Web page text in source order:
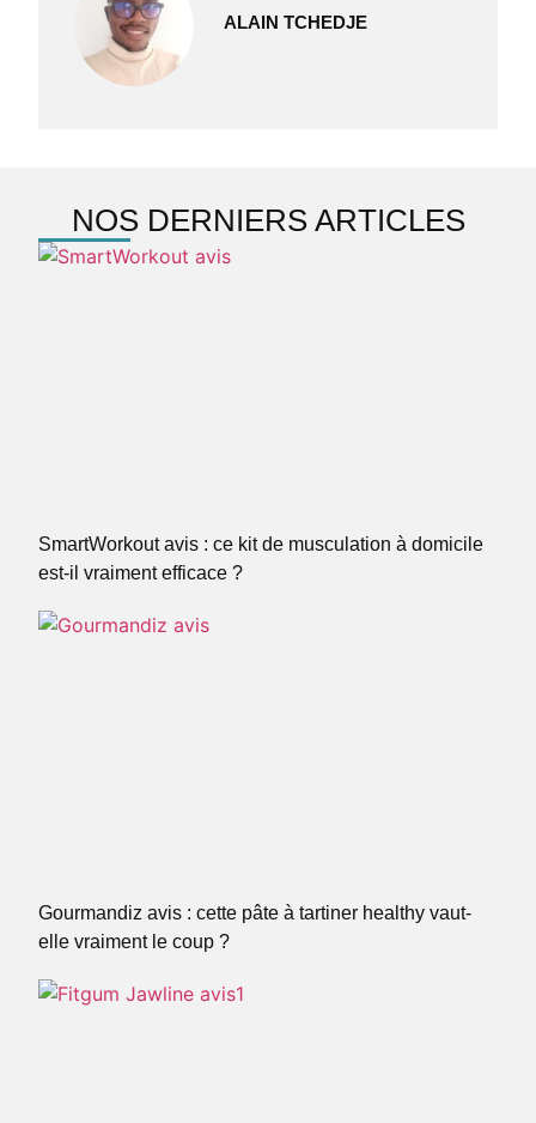
ALAIN TCHEDJE
NOS DERNIERS ARTICLES
SmartWorkout avis : ce kit de musculation à domicile
est-il vraiment efficace ?
Gourmandiz avis : cette pâte à tartiner healthy vaut-
elle vraiment le coup ?